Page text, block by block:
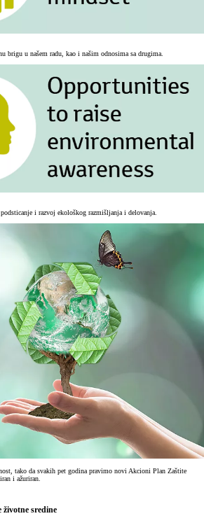
brigu u našem radu, kao i našim odnosima sa drugima.
i razvoj ekološkog razmišljanja i delovanja.
tako da svakih pet godina pravimo novi Akcioni Plan Zaštite
i ažuriran.
životne sredine